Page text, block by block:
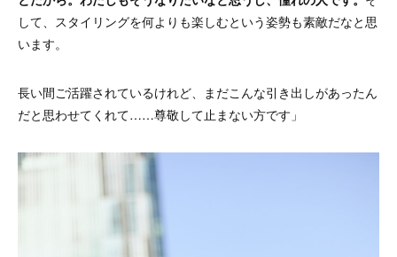
して、スタイリングを何よりも楽しむという姿勢も素敵だなと思
います。
長い間ご活躍されているけれど、まだこんな引き出しがあったん
だと思わせてくれて……尊敬して止まない方です」